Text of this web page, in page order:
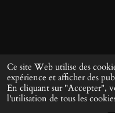
Ce site Web utilise des
expérience et afficher des
En cliquant sur "Accepter",
l'utilisation de tous les